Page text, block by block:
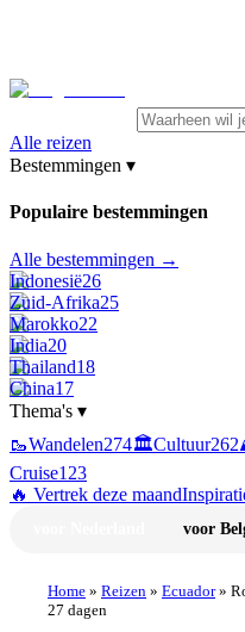
Alle reizen
Bestemmingen ▾
Populaire bestemmingen
Alle bestemmingen →
Indonesië26
Zuid-Afrika25
Marokko22
India20
Thailand18
China17
Thema's ▾
🥾Wandelen274🏛️Cultuur262
Cruise123
🔥 Vertrek deze maand
voor
Home » Reizen » Ecuador »
27 dagen